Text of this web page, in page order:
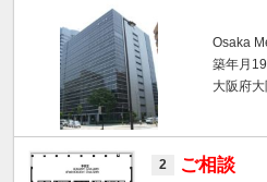
Osaka
築年月
大阪府
2 ご相談